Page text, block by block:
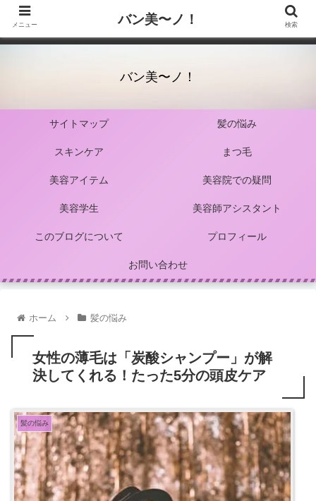
バン美〜ノ！
サイトマップ 髪の悩み
スキンケア まつ毛
美容アイテム 美容院での疑問
美容学生 美容師アシスタント
このブログについて プロフィール
お問い合わせ
ホーム 髪の悩み
女性の薄毛は「炭酸シャンプー」が解
決してくれる！たった5分の頭皮ケア
髪の悩み
メニュー バン美〜ノ！ 検索